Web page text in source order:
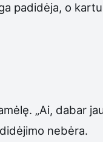
padidėja, o
„Ai, dabar
nebėra.